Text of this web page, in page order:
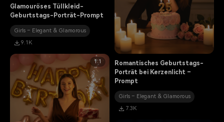
Glamouröses Tüllkleid-
Geburtstags-Porträt-Prompt
Girls – Elegant & Glamorous
9.1K
Romantisches Geburtstags-
Porträt bei Kerzenlicht –
Prompt
Girls – Elegant & Glamorous
7.3K
1:1